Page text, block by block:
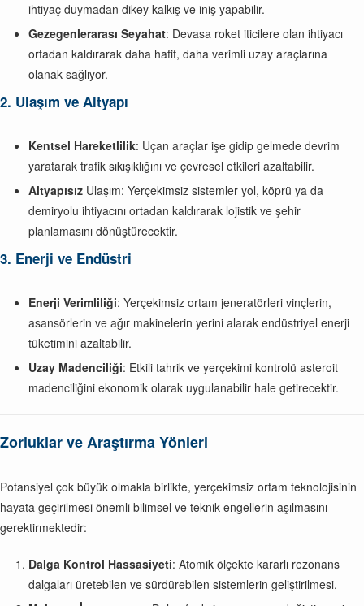
ihtiyaç duymadan dikey kalkış ve iniş yapabilir.
Gezegenlerarası Seyahat: Devasa roket iticilere olan ihtiyacı
ortadan kaldırarak daha hafif, daha verimli uzay araçlarına
olanak sağlıyor.
2. Ulaşım ve Altyapı
Kentsel Hareketlilik: Uçan araçlar işe gidip gelmede devrim
yaratarak trafik sıkışıklığını ve çevresel etkileri azaltabilir.
Altyapısız Ulaşım: Yerçekimsiz sistemler yol, köprü ya da
demiryolu ihtiyacını ortadan kaldırarak lojistik ve şehir
planlamasını dönüştürecektir.
3. Enerji ve Endüstri
Enerji Verimliliği: Yerçekimsiz ortam jeneratörleri vinçlerin,
asansörlerin ve ağır makinelerin yerini alarak endüstriyel enerji
tüketimini azaltabilir.
Uzay Madenciliği: Etkili tahrik ve yerçekimi kontrolü asteroit
madenciliğini ekonomik olarak uygulanabilir hale getirecektir.
Zorluklar ve Araştırma Yönleri
Potansiyel çok büyük olmakla birlikte, yerçekimsiz ortam teknolojisinin
hayata geçirilmesi önemli bilimsel ve teknik engellerin aşılmasını
gerektirmektedir:
Dalga Kontrol Hassasiyeti: Atomik ölçekte kararlı rezonans
dalgaları üretebilen ve sürdürebilen sistemlerin geliştirilmesi.